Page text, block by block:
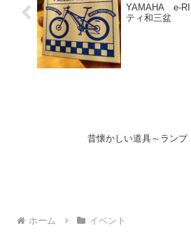
YAMAHA e-
ティ和三盆
昔懐かしい道具～ランプ
ホーム イベント